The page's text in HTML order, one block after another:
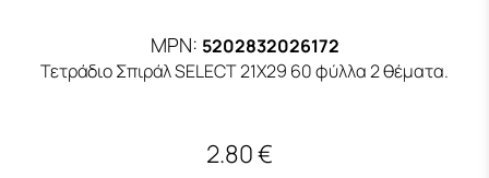
MPN: 5202832026172
Τετράδιο Σπιράλ SELECT 21X29 60 φύλλα 2 θέματα.
2.80 €